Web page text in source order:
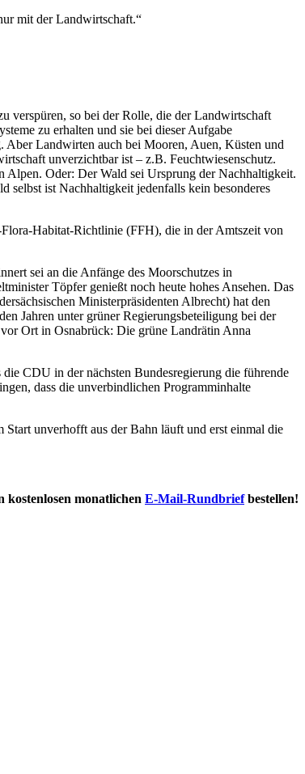
mit der Landwirtschaft.“
verspüren, so bei der Rolle, die der Landwirtschaft
zu erhalten und sie bei dieser Aufgabe
Aber Landwirten auch bei Mooren, Auen, Küsten und
unverzichtbar ist – z.B. Feuchtwiesenschutz.
Alpen. Oder: Der Wald sei Ursprung der Nachhaltigkeit.
selbst ist Nachhaltigkeit jedenfalls kein besonderes
Habitat-Richtlinie (FFH), die in der Amtszeit von
sei an die Anfänge des Moorschutzes in
Töpfer genießt noch heute hohes Ansehen. Das
Ministerpräsidenten Albrecht) hat den
Jahren unter grüner Regierungsbeteiligung bei der
Ort in Osnabrück: Die grüne Landrätin Anna
CDU in der nächsten Bundesregierung die führende
dass die unverbindlichen Programminhalte
Start unverhofft aus der Bahn läuft und erst einmal die
kostenlosen monatlichen E-Mail-Rundbriefbestellen!